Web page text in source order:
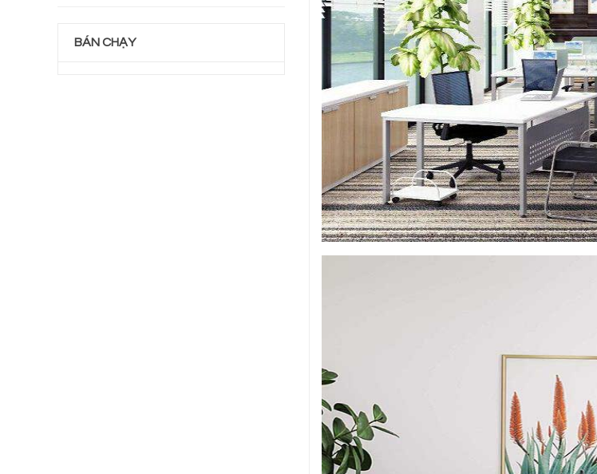
BÁN CHẠY